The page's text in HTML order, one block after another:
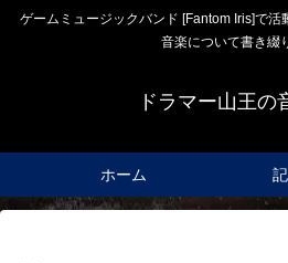
ゲームミュージックバンド [Fantom Iris]で活
音楽について書き綴
ドラマー山王の
ホーム